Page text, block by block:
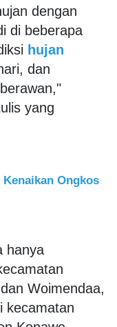
dengan
di beberapa
hujan
dan
yang
Ongkos
hanya
Woimendaa,
kecamatan